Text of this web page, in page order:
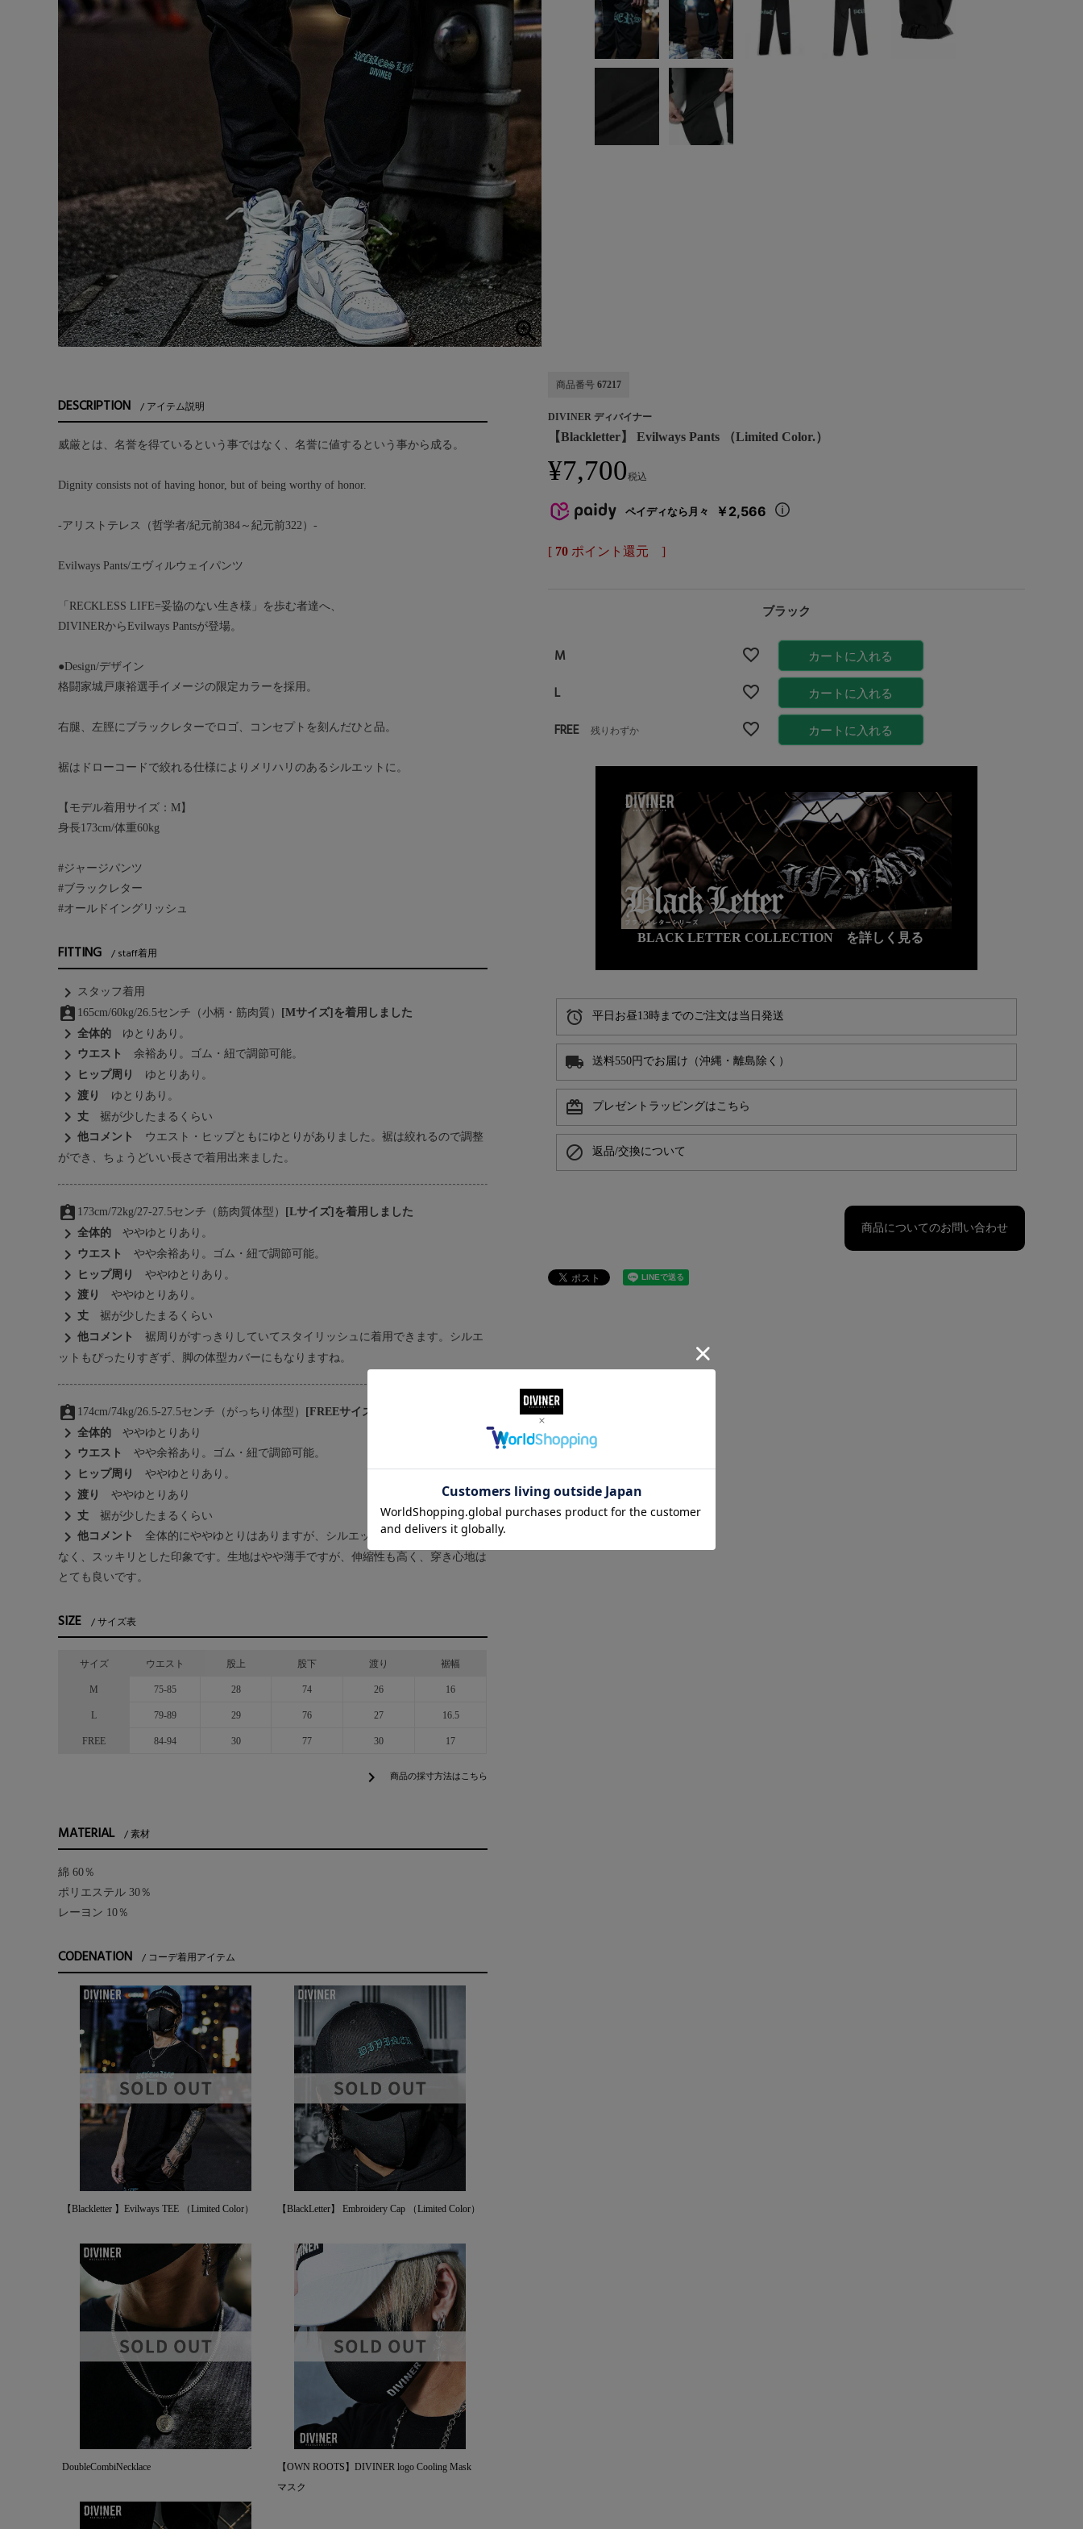
DESCRIPTION アイテム説明
威厳とは、名誉を得ているという事ではなく、名誉に値するという事から成る。
Dignity consists not of having honor, but of being worthy of honor.
-アリストテレス（哲学者/紀元前384～紀元前322）-
Evilways Pants/エヴィルウェイパンツ
「RECKLESS LIFE=妥協のない生き様」を歩む者達へ、
DIVINERからEvilways Pantsが登場。
●Design/デザイン
格闘家城戸康裕選手イメージの限定カラーを採用。
右腿、左脛にブラックレターでロゴ、コンセプトを刻んだひと品。
裾はドローコードで絞れる仕様によりメリハリのあるシルエットに。
【モデル着用サイズ：M】
身長173cm/体重60kg
#ジャージパンツ
#ブラックレター
#オールドイングリッシュ
FITTING staff着用
chevron_right スタッフ着用
assignment_ind 165cm/60kg/26.5センチ（小柄・筋肉質） [Mサイズ]を着用しました
chevron_right 全体的 ゆとりあり。
chevron_right ウエスト 余裕あり。ゴム・紐で調節可能。
chevron_right ヒップ周り ゆとりあり。
chevron_right 渡り ゆとりあり。
chevron_right 丈 裾が少したまるくらい
chevron_right 他コメント ウエスト・ヒップともにゆとりがありました。裾は絞れるので調整
ができ、ちょうどいい長さで着用出来ました。
assignment_ind 173cm/72kg/27-27.5センチ（筋肉質体型） [Lサイズ]を着用しました
chevron_right 全体的 ややゆとりあり。
chevron_right ウエスト やや余裕あり。ゴム・紐で調節可能。
chevron_right ヒップ周り ややゆとりあり。
chevron_right 渡り ややゆとりあり。
chevron_right 丈 裾が少したまるくらい
chevron_right 他コメント 裾周りがすっきりしていてスタイリッシュに着用できます。シルエ
ットもぴったりすぎず、脚の体型カバーにもなりますね。
assignment_ind 174cm/74kg/26.5-27.5センチ（がっちり体型） [FREEサイズ]を着用しました
chevron_right 全体的 ややゆとりあり
chevron_right ウエスト やや余裕あり。ゴム・紐で調節可能。
chevron_right ヒップ周り ややゆとりあり。
chevron_right 渡り ややゆとりあり
chevron_right 丈 裾が少したまるくらい
chevron_right 他コメント 全体的にややゆとりはありますが、シルエットもキレイで野暮っく
なく、スッキリとした印象です。生地はやや薄手ですが、伸縮性も高く、穿き心地は
とても良いです。
SIZE サイズ表
サイズ ウエスト 股上 股下 渡り 裾幅
M 75-85 28 74 26 16
L 79-89 29 76 27 16.5
FREE 84-94 30 77 30 17
chevron_right 商品の採寸方法はこちら
MATERIAL 素材
綿 60％
ポリエステル 30％
レーヨン 10％
CODENATION コーデ着用アイテム
【Blackletter 】Evilways TEE （Limited Color） 【BlackLetter】 Embroidery Cap （Limited Color）
DoubleCombiNecklace
【OWN ROOTS】DIVINER logo Cooling Mask
マスク
商品番号 67217
DIVINER ディバイナー
【Blackletter】 Evilways Pants （Limited Color.）
¥7,700税込
ペイディなら月々 ￥2,566
[ 70 ポイント還元 ]
ブラック
M カートに入れる
L カートに入れる
FREE 残りわずか カートに入れる
BLACK LETTER COLLECTION を詳しく見る
alarm 平日お昼13時までのご注文は当日発送
local_shipping 送料550円でお届け（沖縄・離島除く）
card_giftcard プレゼントラッピングはこちら
block 返品/交換について
商品についてのお問い合わせ